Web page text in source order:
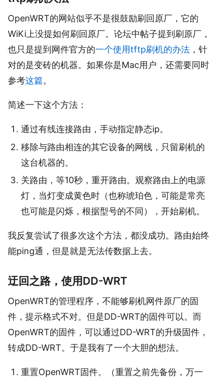
OpenWRT的网站似乎不是很鼓励刷回原厂，它的
WiKi上没提如何刷回原厂。论坛中帖子提到刷原厂，
也只是提到网件官方的一个使用tftp刷机的办法 ，针
对的是变砖的机器。如果你是Mac用户，还需要同时
参考这篇。
简述一下这个方法：
通过有线连接路由，手动指定静态ip。
移除与路由相连的其它设备的网线，只留刷机的
这台机器的。
关路由，等10秒，重开路由。观察路由上的电源
灯，当灯变成黄色时（也称琥珀色，可能是常亮
也可能是闪烁，根据型号的不同），开始刷机。
我反复尝试了很多次这个方法，都没成功。路由始终
能ping通，但是就是无法传数据上去。
迂回之路，使用DD-WRT
OpenWRT的管理程序，不能够刷机网件原厂的固
件，提示格式不对。但是DD-WRT的固件可以。而
OpenWRT的固件，可以通过DD-WRT的升级固件，
转成DD-WRT。于是我有了一个大胆的想法。
重置OpenWRT固件。（重置之前先备份，万一